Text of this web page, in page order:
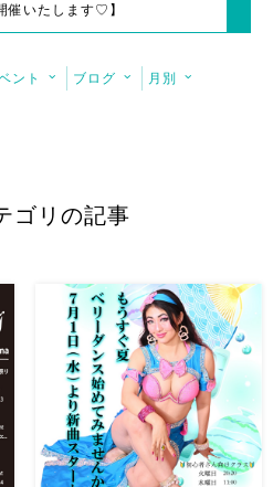
催いたします♡】
ント ブログ 月別
ゴリの記事